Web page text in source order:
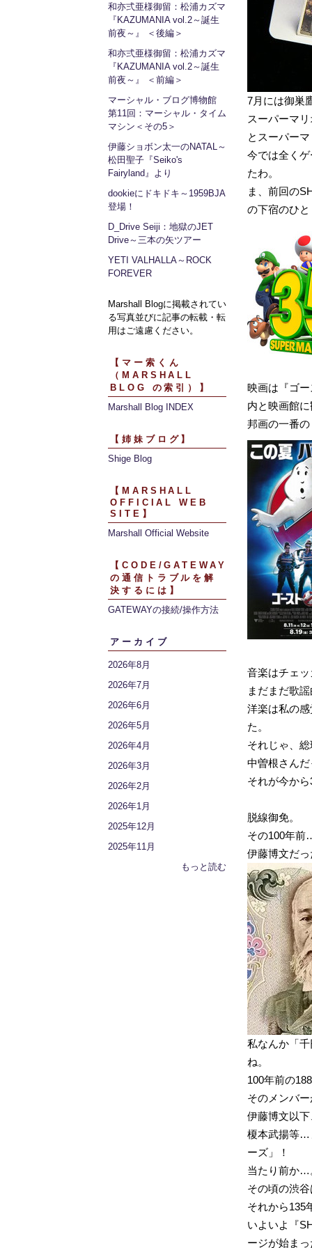
和亦弍亜様御留：松浦カズマ
『KAZUMANIA vol.2～誕生
前夜～』 ＜後編＞
和亦弍亜様御留：松浦カズマ
『KAZUMANIA vol.2～誕生
前夜～』 ＜前編＞
マーシャル・ブログ博物館
第11回：マーシャル・タイム
マシン＜その5＞
伊藤ショボン太一のNATAL～
松田聖子『Seiko's
Fairyland』より
dookieにドキドキ～1959BJA
登場！
D_Drive Seiji：地獄のJET
Drive～三本の矢ツアー
YETI VALHALLA～ROCK
FOREVER
Marshall Blogに掲載されてい
る写真並びに記事の転載・転
用はご遠慮ください。
【マー索くん
（MARSHALL
BLOG の索引）】
Marshall Blog INDEX
【姉妹ブログ】
Shige Blog
【MARSHALL
OFFICIAL WEB
SITE】
Marshall Official Website
【CODE/GATEWAY
の通信トラブルを解
決するには】
GATEWAYの接続/操作方法
アーカイブ
2026年8月
2026年7月
2026年6月
2026年5月
2026年4月
2026年3月
2026年2月
2026年1月
2025年12月
2025年11月
もっと読む
7月には御巣
スーパーマ
とスーパー
今では全く
たわ。
ま、前回の
の下宿のひ
映画は『ゴ
内と映画館
邦画の一番
音楽はチェ
まだまだ歌
洋楽は私の
た。
それじゃ、
中曽根さん
それが今か
脱線御免。
その100年前
伊藤博文だ
私なんか「
ね。
100年前の
そのメンバ
伊藤博文以
榎本武揚等…
ーズ」！
当たり前か…
その頃の渋
それから135
いよいよ『
ージが始ま